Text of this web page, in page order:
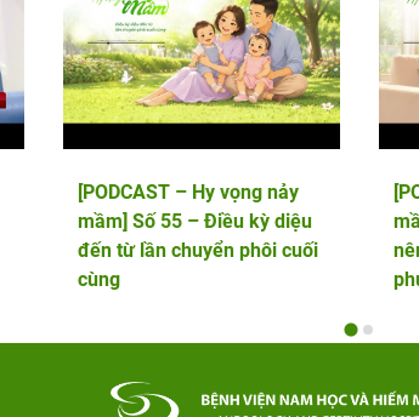
[PODCAST – Hy vọng nảy
mầm] Số 55 – Điều kỳ diệu
đến từ lần chuyển phôi cuối
cùng